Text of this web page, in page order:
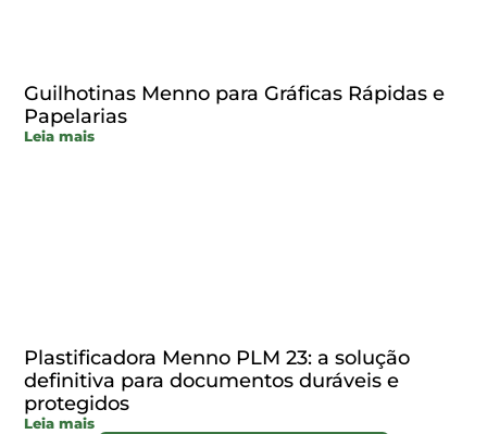
Guilhotinas Menno para Gráficas Rápidas e
Papelarias
Leia mais
Plastificadora Menno PLM 23: a solução
definitiva para documentos duráveis e
protegidos
Leia mais